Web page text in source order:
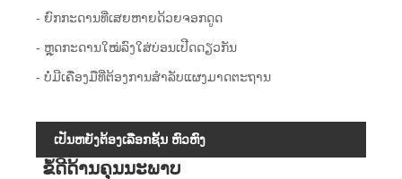
- ຍົກກະດານທີ່ເສຍຫາຍດ້ວຍຈອກດູດ
- ຫຼຸດກະດານໃໝ່ລົງໃສ່ບ່ອນເປີດດຽວກັນ
- ບໍ່ມີເຄື່ອງມືທີ່ຕ້ອງການສໍາລັບແຜງມາດຕະຖານ
ເປັນຫຍັງຕ້ອງເລືອກຊັ້ນ ຫົວຫົງ
ຂໍ້ດີດ້ານຄຸນນະພາບ